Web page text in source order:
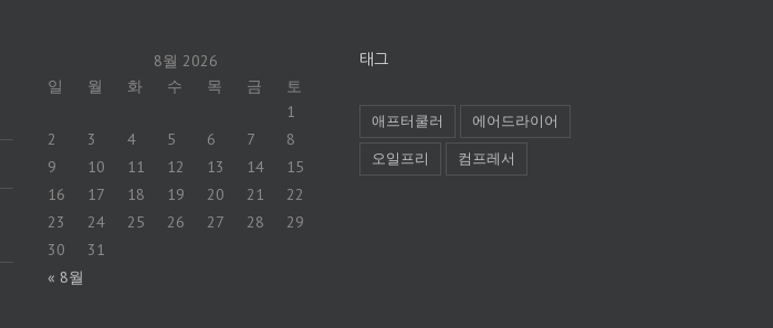
8월 2026
일 월 화 수 목 금 토
« 8월
1
2
3 4 5 6 7
8
9
10 11 12 13 14
15
16
17 18 19 20 21
22
23
24 25 26 27 28
29
30
31
태그
애프터쿨러
에어드라이어
오일프리
컴프레서